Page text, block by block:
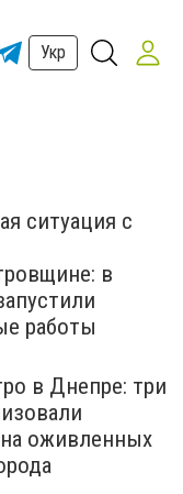
Укр
ситуация с
в
работы
в Днепре: три
оживленных